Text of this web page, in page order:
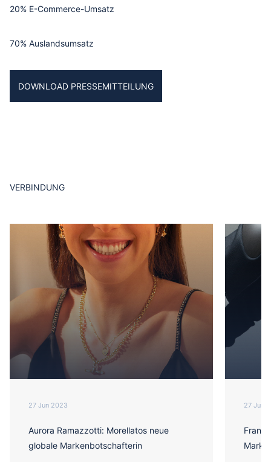
20% E-Commerce-Umsatz
70% Auslandsumsatz
DOWNLOAD PRESSEMITTEILUNG
VERBINDUNG
27 Jun 2023
Aurora Ramazzotti: Morellatos neue
globale Markenbotschafterin
27 Jun